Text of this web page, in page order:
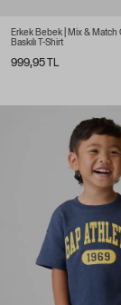
Erkek Bebek | Mix & Match Grafik
Baskılı T-Shirt
999,95 TL